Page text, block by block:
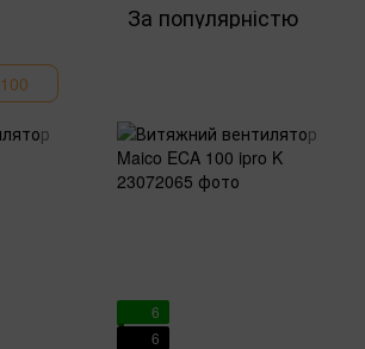
За популярністю
100
6
6